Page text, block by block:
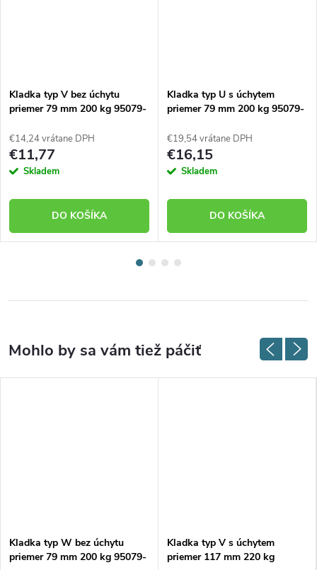
Kladka typ V bez úchytu
priemer 79 mm 200 kg 95079-
€14,24 vrátane DPH
€11,77
Skladem
DO KOŠÍKA
Kladka typ U s úchytem
priemer 79 mm 200 kg 95079-
€19,54 vrátane DPH
€16,15
Skladem
DO KOŠÍKA
Kladka typ W bez úchytu
priemer 79 mm 200 kg 95079-
Kladka typ V s úchytem
priemer 117 mm 220 kg